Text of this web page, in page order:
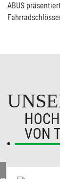
ABUS
VON